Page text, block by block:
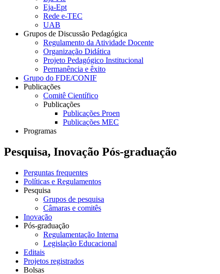
Eja-Ept
Rede e-TEC
UAB
Grupos de Discussão Pedagógica
Regulamento da Atividade Docente
Organização Didática
Projeto Pedagógico Institucional
Permanência e êxito
Grupo do FDE/CONIF
Publicações
Comitê Científico
Publicações
Publicações Proen
Publicações MEC
Programas
Pesquisa, Inovação Pós-graduação
Perguntas frequentes
Políticas e Regulamentos
Pesquisa
Grupos de pesquisa
Câmaras e comitês
Inovação
Pós-graduação
Regulamentação Interna
Legislação Educacional
Editais
Projetos registrados
Bolsas